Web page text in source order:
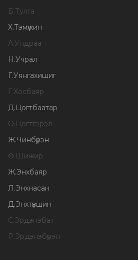
Б.Тулга
Х.Тэмүүжин
А.Ундраа
Н.Учрал
Г.Уянгахишиг
Г.Хосбаяр
Д.Цогтбаатар
О.Цогтгэрэл
Ж.Чинбүрэн
Ө.Шижир
Ж.Энхбаяр
Л.Энхнасан
Д.Энхтүвшин
С.Эрдэнэбат
Р.Эрдэнэбүрэн